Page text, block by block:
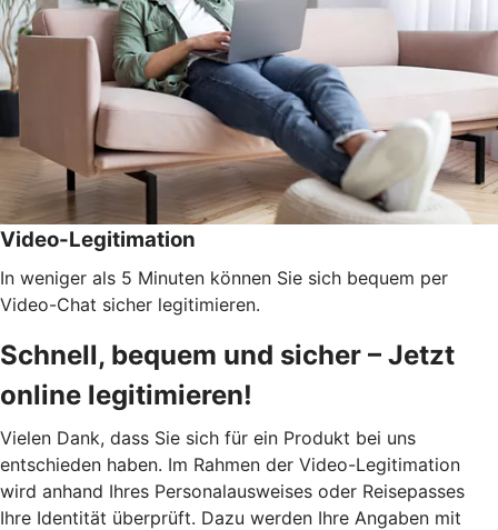
Video-Legitimation
In weniger als 5 Minuten können Sie sich bequem per
Video-Chat sicher legitimieren.
Schnell, bequem und sicher – Jetzt
online legitimieren!
Vielen Dank, dass Sie sich für ein Produkt bei uns
entschieden haben. Im Rahmen der Video-Legitimation
wird anhand Ihres Personalausweises oder Reisepasses
Ihre Identität überprüft. Dazu werden Ihre Angaben mit